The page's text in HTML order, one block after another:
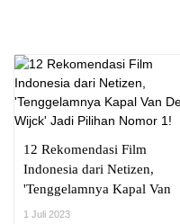
12 Rekomendasi Film
Indonesia dari Netizen,
'Tenggelamnya Kapal Van
Der Wijck' Jadi Pilihan
1 Juli 2023